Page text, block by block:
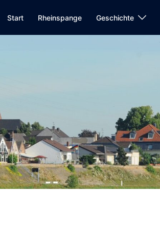
Start Rheinspange Geschichte